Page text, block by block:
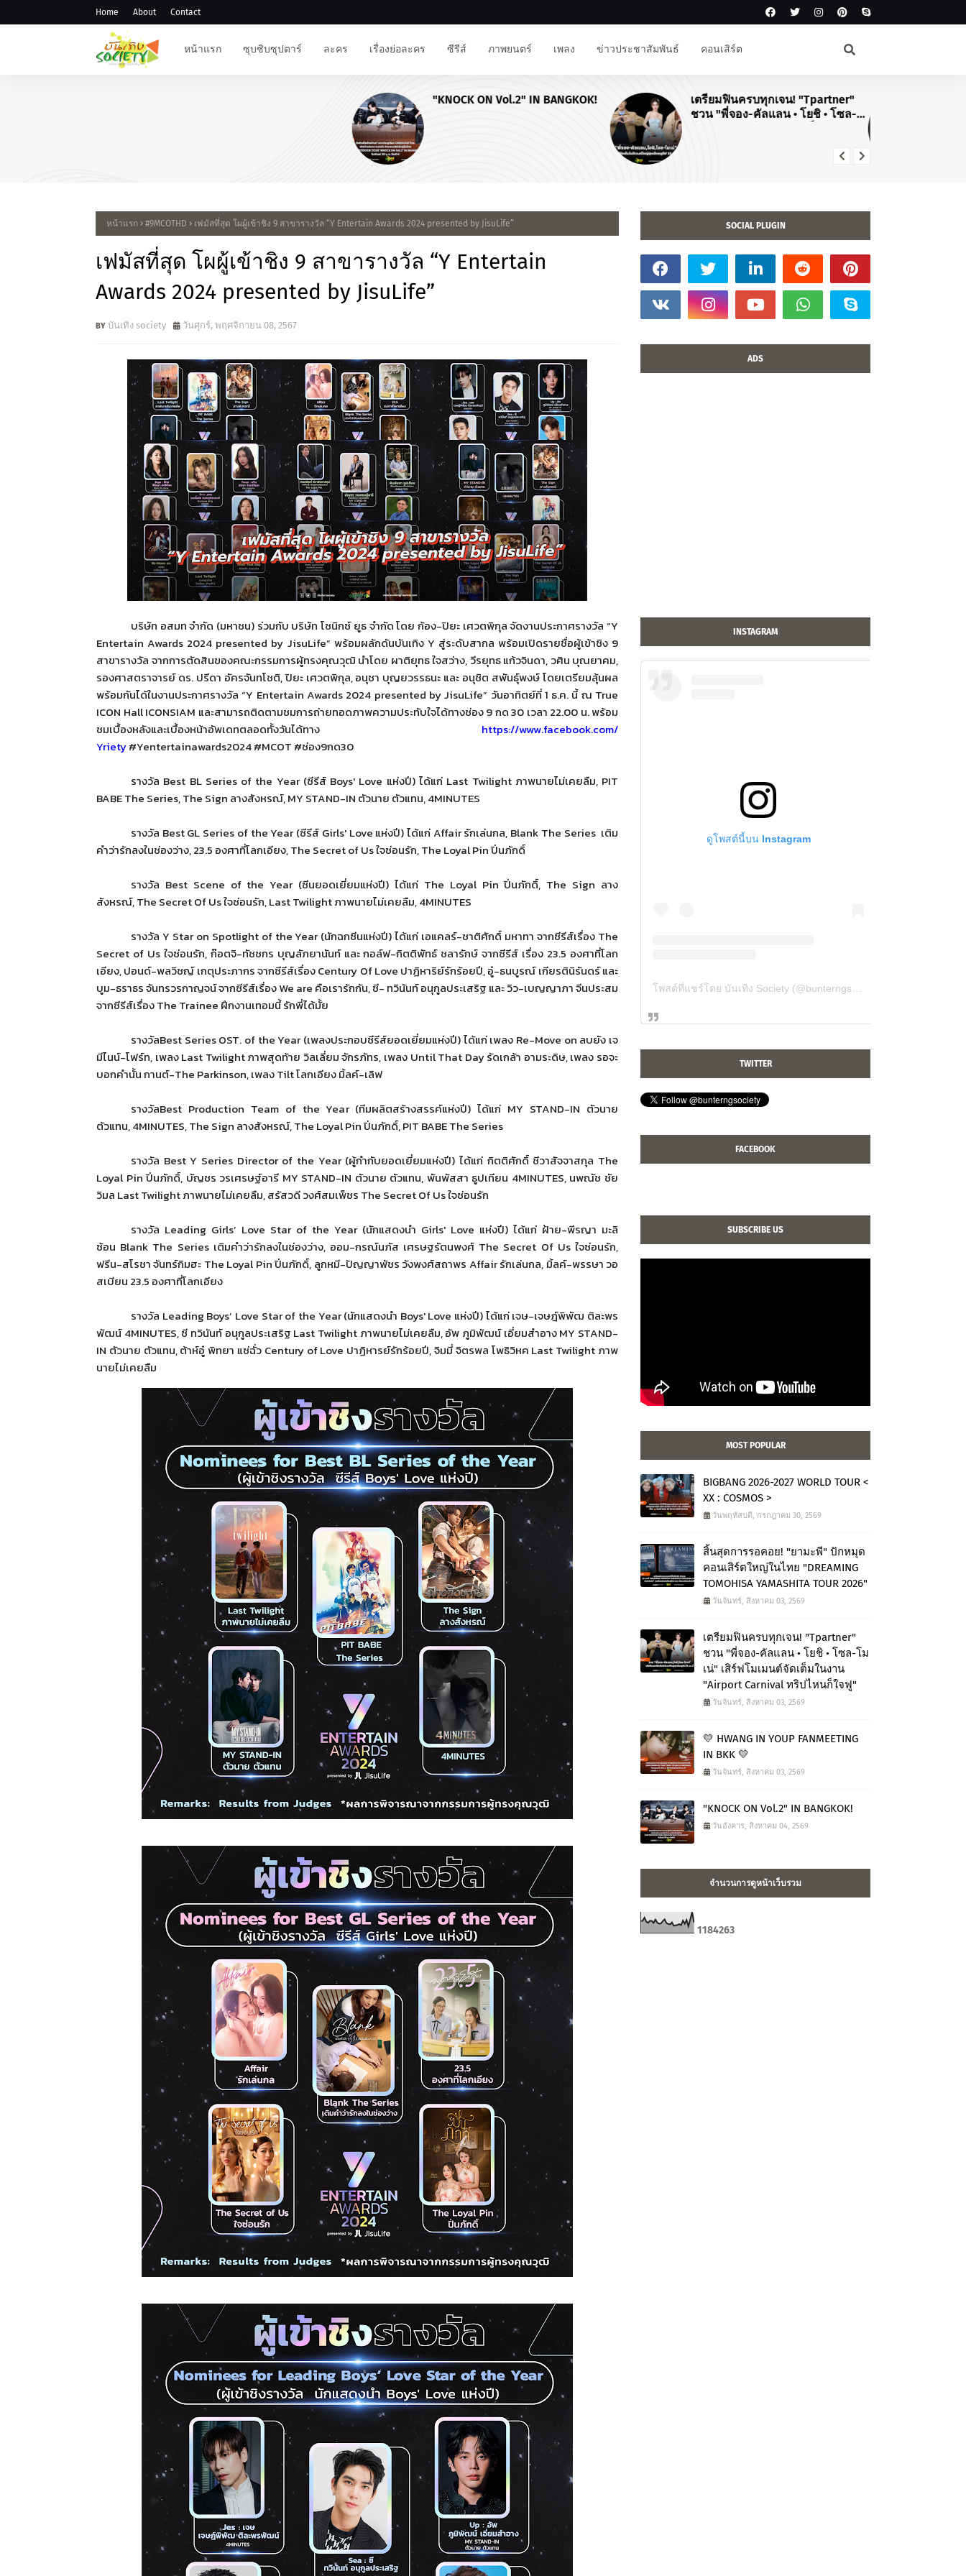
Home About Contact
หน้าแรก ซุบซิบซุปตาร์ ละคร เรื่องย่อละคร ซีรีส์ ภาพยนตร์ เพลง ข่าวประชาสัมพันธ์ คอนเสิร์ต
เตรียมฟินครบทุกเจน! "Tpartner"
#JPOP
สิ้นสุดการรอคอย! "ยามะพี" ปักหมุด
หน้าแรก #9MCOTHD เฟมัสที่สุด โผผู้เข้าชิง 9 สาขารางวัล “Y Entertain Awards 2024 presented by JisuLife”
เฟมัสที่สุด โผผู้เข้าชิง 9 สาขารางวัล “Y Entertain
Awards 2024 presented by JisuLife”
บันเทิง society วันศุกร์, พฤศจิกายน 08, 2567
บริษัท อสมท จำกัด (มหาชน) ร่วมกับ บริษัท โซนิกซ์ ยูธ จำกัด โดย ก้อง-ปิยะ เศวตพิกุล จัดงานประกาศรางวัล “Y
Entertain Awards 2024 presented by JisuLife” พร้อมผลักดันบันเทิง Y สู่ระดับสากล พร้อมเปิดรายชื่อผู้เข้าชิง 9
สาขารางวัล จากการตัดสินของคณะกรรมการผู้ทรงคุณวุฒิ นำโดย ผาติยุทธ ใจสว่าง, วีรยุทธ แก้วจินดา, วศิน บุณยาคม,
รองศาสตราจารย์ ดร. ปรีดา อัครจันทโชติ, ปิยะ เศวตพิกุล, อนุชา บุญยวรรธนะ และ อนุชิต สพันธุ์พงษ์ โดยเตรียมลุ้นผล
พร้อมกันได้ในงานประกาศรางวัล“Y Entertain Awards 2024 presented by JisuLife” วันอาทิตย์ที่ 1 ธ.ค. นี้ ณ True
ICON Hall ICONSIAM และสามารถติดตามชมการถ่ายทอดภาพความประทับใจได้ทางช่อง9กด 30 เวลา 22.00 น. พร้อม
ชมเบื้องหลังและเบื้องหน้าอัพเดทตลอดทั้งวันได้ทาง https://www.facebook.com/
Yriety#Yentertainawards2024#MCOT #ช่อง9กด30
รางวัล Best BL Series of the Year (ซีรีส์ Boys' Love แห่งปี) ได้แก่ Last Twilight ภาพนายไม่เคยลืม, PIT
BABEThe Series,The Sign ลางสังหรณ์,MY STAND-IN ตัวนาย ตัวแทน, 4MINUTES
รางวัล Best GL Series of the Year (ซีรีส์ Girls' Love แห่งปี) ได้แก่Affairรักเล่นกล, Blank The Series เติม
คำว่ารักลงในช่องว่าง,23.5 องศาที่โลกเอียง,The Secret of Usใจซ่อนรัก,The Loyal Pinปิ่นภักดิ์
รางวัล Best Scene of the Year (ซีนยอดเยี่ยมแห่งปี) ได้แก่ The Loyal Pinปิ่นภักดิ์, The Sign ลาง
สังหรณ์,The Secret Of Usใจซ่อนรัก,Last Twilightภาพนายไม่เคยลืม,4MINUTES
รางวัล Y Star on Spotlight of the Year (นักฉกซีนแห่งปี) ได้แก่ เอแคลร์-ชาติศักดิ์ มหาทา จากซีรีส์เรื่อง The
Secret of Us ใจซ่อนรัก, ก๊อตจิ-ทัชชกร บุญลัภยานันท์ และ กอล์ฟ-กิตติพัทธ์ ชลารักษ์ จากซีรีส์ เรื่อง 23.5 องศาที่โลก
เอียง, ปอนด์-พลวิชญ์ เกตุประภากร จากซีรีส์เรื่องCentury Of Love ปาฏิหาริย์รักร้อยปี, อู๋-ธนบูรณ์ เกียรตินิรันดร์ และ
บูม-ธราธร จันทรวรกาญจน์ จากซีรีส์เรื่องWe are คือเรารักกัน, ซี- ทวินันท์ อนุกูลประเสริฐ และ วิว-เบญญาภา จีนประสม
จากซีรีส์เรื่องThe Trainee ฝึกงานเทอมนี้ รักพี่ได้มั้ย
รางวัลBest Series OST. of the Year (เพลงประกอบซีรีส์ยอดเยี่ยมแห่งปี) ได้แก่ เพลง Re-Move on ลบยัง เจ
มีไนน์-โฟร์ท, เพลงLast Twilightภาพสุดท้าย วิลเลี่ยม จักรภัทร, เพลง Until That Dayรัดเกล้า อามระดิษ, เพลง รอจะ
บอกคำนั้น กานต์-The Parkinson, เพลงTiltโลกเอียง มิ้ลค์-เลิฟ
รางวัลBest Production Team of the Year (ทีมผลิตสร้างสรรค์แห่งปี) ได้แก่ MY STAND-IN ตัวนาย
ตัวแทน,4MINUTES,The Sign ลางสังหรณ์,The Loyal Pinปิ่นภักดิ์,PIT BABE The Series
รางวัล Best Y Series Director of the Year (ผู้กำกับยอดเยี่ยมแห่งปี) ได้แก่ กิตติศักดิ์ ชีวาสัจจาสกุล The
Loyal Pinปิ่นภักดิ์, บัญชร วรเศรษฐ์อารี MY STAND-IN ตัวนาย ตัวแทน, พันพัสสา ธูปเทียน 4MINUTES, นพณัช ชัย
วิมล Last Twilightภาพนายไม่เคยลืม, สรัสวดี วงศ์สมเพ็ชร The Secret Of Usใจซ่อนรัก
รางวัล Leading Girls’ Love Star of the Year (นักแสดงนำ Girls' Love แห่งปี) ได้แก่ ฝ้าย-พีรญา มะลิ
ซ้อน Blank The Series เติมคำว่ารักลงในช่องว่าง, ออม-กรณ์นภัส เศรษฐรัตนพงศ์ The Secret Of Usใจซ่อนรัก,
ฟรีน-สโรชา จันทร์กิมฮะ The Loyal Pinปิ่นภักดิ์, ลูกหมี-ปัญญาพัชร วังพงศ์สถาพร Affairรักเล่นกล, มิ้ลค์-พรรษา วอ
สเบียน 23.5 องศาที่โลกเอียง
รางวัล Leading Boys’ Love Star of the Year (นักแสดงนำ Boys' Love แห่งปี) ได้แก่ เจษ-เจษฎ์พิพัฒ ติละพร
พัฒน์4MINUTES, ซี ทวินันท์ อนุกูลประเสริฐ Last Twilight ภาพนายไม่เคยลืม, อัพ ภูมิพัฒน์ เอี่ยมสำอางMY STAND-
IN ตัวนาย ตัวแทน, ต้าห์อู๋ พิทยา แซ่ฉั่ว Century of Love ปาฏิหารย์รักร้อยปี, จิมมี่ จิตรพล โพธิวิหค Last Twilight ภาพ
นายไม่เคยลืม
SOCIAL PLUGIN
ADS
INSTAGRAM
ดูโพสต์นี้บน Instagram
TWITTER
FACEBOOK
SUBSCRIBE US
MOST POPULAR
BIGBANG 2026-2027 WORLD TOUR <
XX : COSMOS >
วันพฤหัสบดี, กรกฎาคม 30, 2569
สิ้นสุดการรอคอย! "ยามะพี" ปักหมุด
คอนเสิร์ตใหญ่ในไทย "DREAMING
TOMOHISA YAMASHITA TOUR 2026"
วันจันทร์, สิงหาคม 03, 2569
เตรียมฟินครบทุกเจน! "Tpartner"
ชวน "พี่จอง-คัลแลน • โยชิ • โซล-โม
เน่" เสิร์ฟโมเมนต์จัดเต็มในงาน
"Airport Carnival ทริปไหนก็ใจฟู"
วันจันทร์, สิงหาคม 03, 2569
💛 HWANG IN YOUP FANMEETING
IN BKK 💛
วันจันทร์, สิงหาคม 03, 2569
"KNOCK ON Vol.2" IN BANGKOK!
วันอังคาร, สิงหาคม 04, 2569
จำนวนการดูหน้าเว็บรวม
1184263